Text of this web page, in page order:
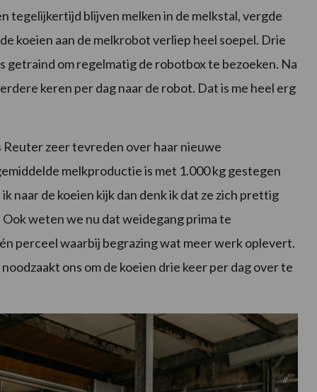
tegelijkertijd blijven melken in de melkstal, vergde
koeien aan de melkrobot verliep heel soepel. Drie
getraind om regelmatig de robotbox te bezoeken. Na
keren per dag naar de robot. Dat is me heel erg
zeer tevreden over haar nieuwe
melkproductie is met 1.000 kg gestegen
naar de koeien kijk dan denk ik dat ze zich prettig
weten we nu dat weidegang prima te
perceel waarbij begrazing wat meer werk oplevert.
ons om de koeien drie keer per dag over te